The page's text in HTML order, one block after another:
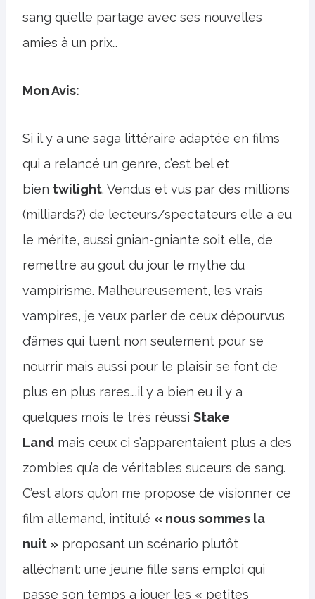
sang qu’elle partage avec ses nouvelles
amies à un prix…
Mon Avis:
Si il y a une saga littéraire adaptée en films
qui a relancé un genre, c’est bel et
bien twilight. Vendus et vus par des millions
(milliards?) de lecteurs/spectateurs elle a eu
le mérite, aussi gnian-gniante soit elle, de
remettre au gout du jour le mythe du
vampirisme. Malheureusement, les vrais
vampires, je veux parler de ceux dépourvus
d’âmes qui tuent non seulement pour se
nourrir mais aussi pour le plaisir se font de
plus en plus rares….il y a bien eu il y a
quelques mois le très réussi Stake
Land mais ceux ci s’apparentaient plus a des
zombies qu’a de véritables suceurs de sang.
C’est alors qu’on me propose de visionner ce
film allemand, intitulé « nous sommes la
nuit » proposant un scénario plutôt
alléchant: une jeune fille sans emploi qui
passe son temps a jouer les « petites